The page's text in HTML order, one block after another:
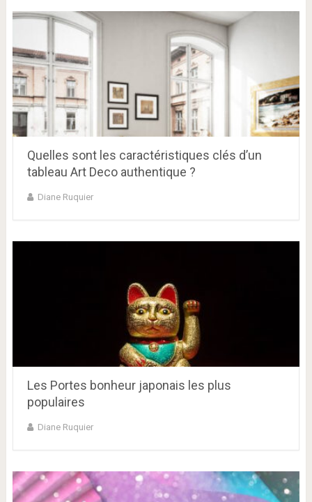
Quelles sont les caractéristiques clés d’un
tableau Art Deco authentique ?
Diane Ruquier
Les Portes bonheur japonais les plus
populaires
Diane Ruquier